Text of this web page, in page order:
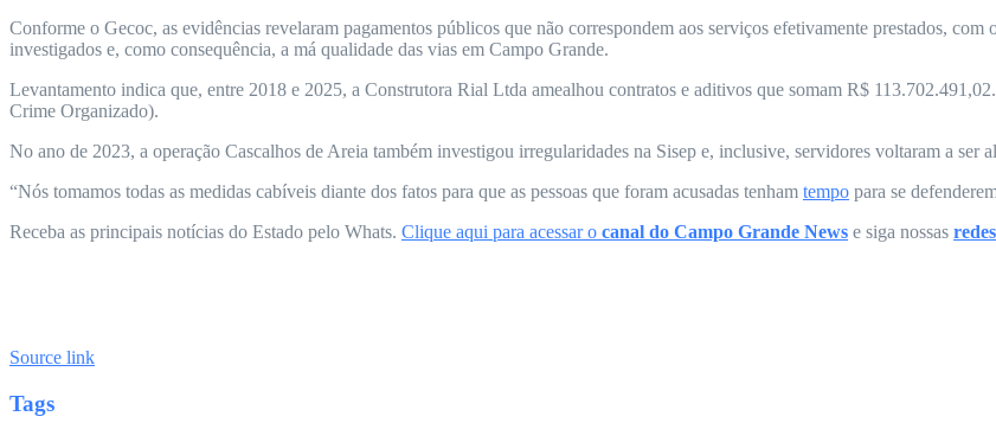
Conforme o Gecoc, as evidências revelaram pagamentos públicos que não correspondem aos serviços efetivamente prestados,
investigados e, como consequência, a má qualidade das vias em Campo Grande.
Levantamento indica que, entre 2018 e 2025, a Construtora Rial Ltda amealhou contratos e aditivos que somam R$
Crime Organizado).
No ano de 2023, a operação Cascalhos de Areia também investigou irregularidades na Sisep e, inclusive, servidores voltaram a ser
“Nós tomamos todas as medidas cabíveis diante dos fatos para que as pessoas que foram acusadas tenham tempo para se
Receba as principais notícias do Estado pelo Whats. Clique aqui para acessar o canal do Campo Grande News e siga nossas
Source link
Tags